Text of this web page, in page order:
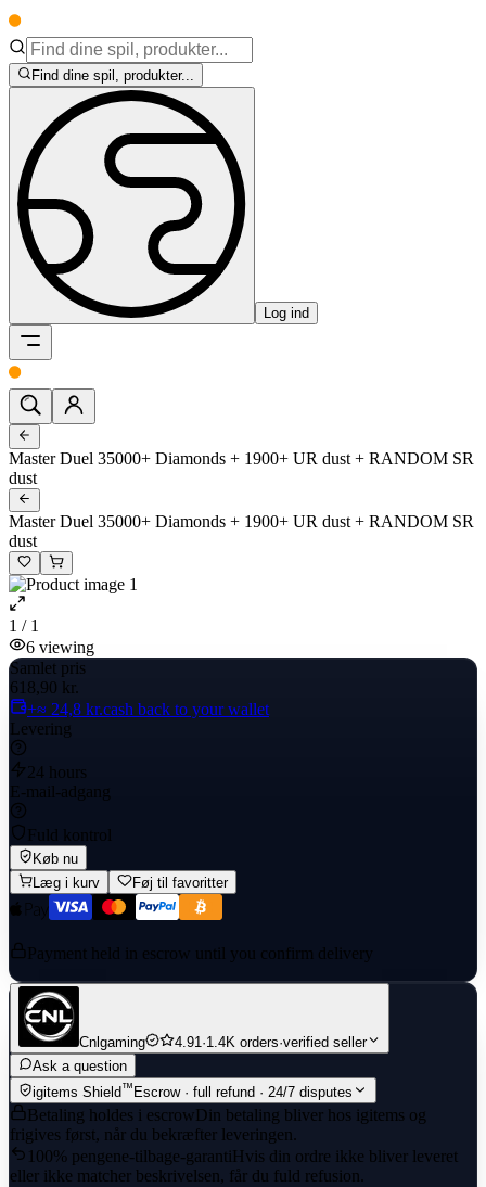
Find dine spil, produkter...
Log ind
Master Duel 35000+ Diamonds + 1900+ UR dust + RANDOM SR
dust
Master Duel 35000+ Diamonds + 1900+ UR dust + RANDOM SR
dust
1 / 1
6 viewing
Samlet pris
618,90 kr.
+≈ 24,8 kr.cash back to your wallet
Levering
24 hours
E-mail-adgang
Fuld kontrol
Køb nu
Læg i kurv
Føj til favoritter
Payment held in escrow until you confirm delivery
Cnlgaming 4.91 ·1.4K orders·verified seller
Ask a question
igitems Shield™ Escrow · full refund · 24/7 disputes
Betaling holdes i escrowDin betaling bliver hos igitems og
frigives først, når du bekræfter leveringen.
100% pengene-tilbage-garantiHvis din ordre ikke bliver leveret
eller ikke matcher beskrivelsen, får du fuld refusion.